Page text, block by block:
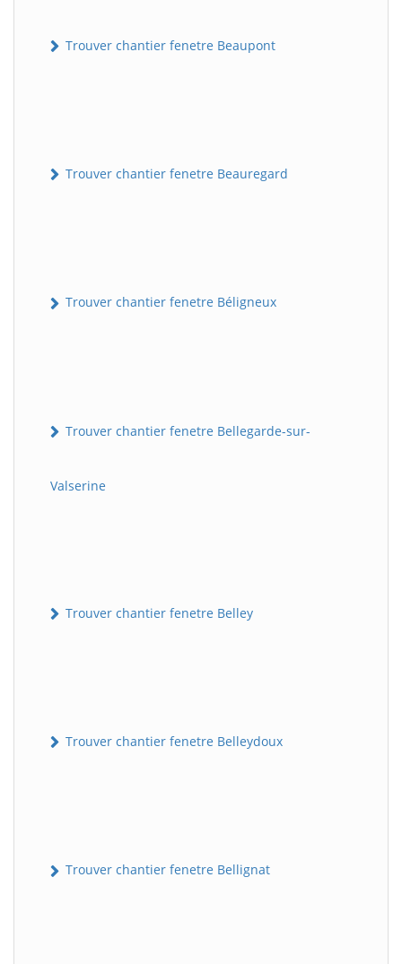
Trouver chantier fenetre Beaupont
Trouver chantier fenetre Beauregard
Trouver chantier fenetre Béligneux
Trouver chantier fenetre Bellegarde-sur-
Valserine
Trouver chantier fenetre Belley
Trouver chantier fenetre Belleydoux
Trouver chantier fenetre Bellignat